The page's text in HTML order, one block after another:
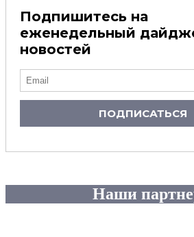
Подпишитесь на
еженедельный
новостей
ПОДПИСАТЬСЯ
Наши